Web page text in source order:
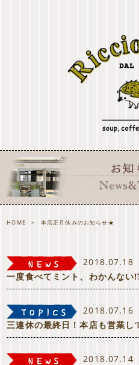
HOME > 本店正月休みのお知らせ★
2018.07.18
一度食べてミント、わかんない
2018.07.16
三連休の最終日！本店も営業
2018.07.14